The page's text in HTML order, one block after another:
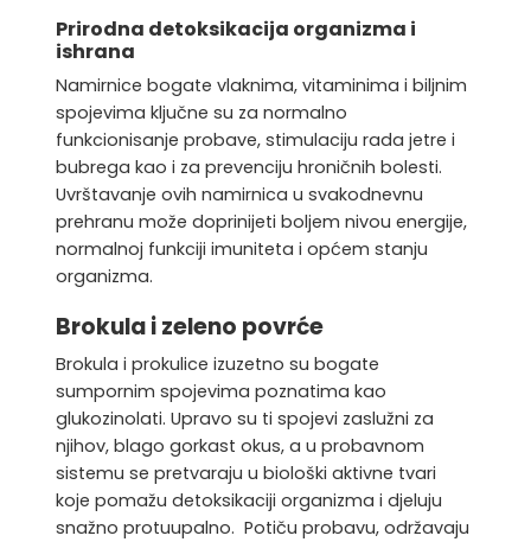
Prirodna detoksikacija organizma i
ishrana
Namirnice bogate vlaknima, vitaminima i biljnim
spojevima ključne su za normalno
funkcionisanje probave, stimulaciju rada jetre i
bubrega kao i za prevenciju hroničnih bolesti.
Uvrštavanje ovih namirnica u svakodnevnu
prehranu može doprinijeti boljem nivou energije,
normalnoj funkciji imuniteta i općem stanju
organizma.
Brokula i zeleno povrće
Brokula i prokulice izuzetno su bogate
sumpornim spojevima poznatima kao
glukozinolati.Upravo su ti spojevi zaslužni za
njihov, blago gorkast okus, a u probavnom
sistemu se pretvaraju u biološki aktivne tvari
koje pomažu detoksikaciji organizma i djeluju
snažno protuupalno. Potiču probavu, održavaju